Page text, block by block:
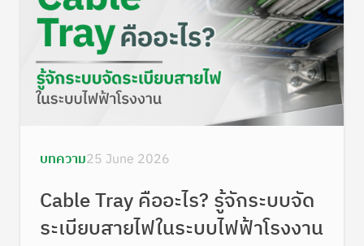
บทความ25 June 2026
Cable Tray คืออะไร? รู้จักระบบจัด
ระเบียบสายไฟในระบบไฟฟ้าโรงงาน